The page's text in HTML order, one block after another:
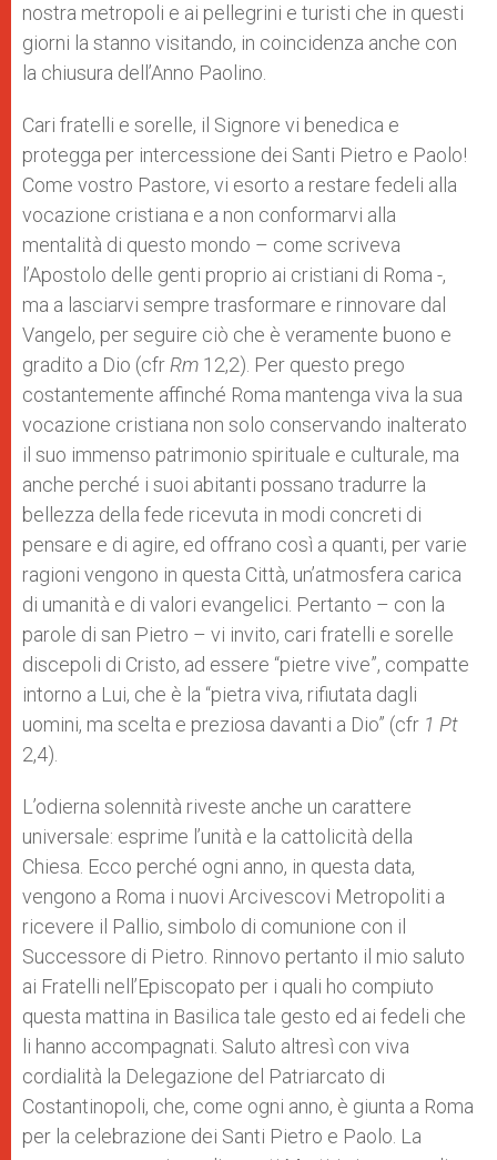
nostra metropoli e ai pellegrini e turisti che in questi
giorni la stanno visitando, in coincidenza anche con
la chiusura dell’Anno Paolino.
Cari fratelli e sorelle, il Signore vi benedica e
protegga per intercessione dei Santi Pietro e Paolo!
Come vostro Pastore, vi esorto a restare fedeli alla
vocazione cristiana e a non conformarvi alla
mentalità di questo mondo – come scriveva
l’Apostolo delle genti proprio ai cristiani di Roma -,
ma a lasciarvi sempre trasformare e rinnovare dal
Vangelo, per seguire ciò che è veramente buono e
gradito a Dio (cfr Rm 12,2). Per questo prego
costantemente affinché Roma mantenga viva la sua
vocazione cristiana non solo conservando inalterato
il suo immenso patrimonio spirituale e culturale, ma
anche perché i suoi abitanti possano tradurre la
bellezza della fede ricevuta in modi concreti di
pensare e di agire, ed offrano così a quanti, per varie
ragioni vengono in questa Città, un’atmosfera carica
di umanità e di valori evangelici. Pertanto – con la
parole di san Pietro – vi invito, cari fratelli e sorelle
discepoli di Cristo, ad essere “pietre vive”, compatte
intorno a Lui, che è la “pietra viva, rifiutata dagli
uomini, ma scelta e preziosa davanti a Dio” (cfr 1 Pt
2,4).
L’odierna solennità riveste anche un carattere
universale: esprime l’unità e la cattolicità della
Chiesa. Ecco perché ogni anno, in questa data,
vengono a Roma i nuovi Arcivescovi Metropoliti a
ricevere il Pallio, simbolo di comunione con il
Successore di Pietro. Rinnovo pertanto il mio saluto
ai Fratelli nell’Episcopato per i quali ho compiuto
questa mattina in Basilica tale gesto ed ai fedeli che
li hanno accompagnati. Saluto altresì con viva
cordialità la Delegazione del Patriarcato di
Costantinopoli, che, come ogni anno, è giunta a Roma
per la celebrazione dei Santi Pietro e Paolo. La